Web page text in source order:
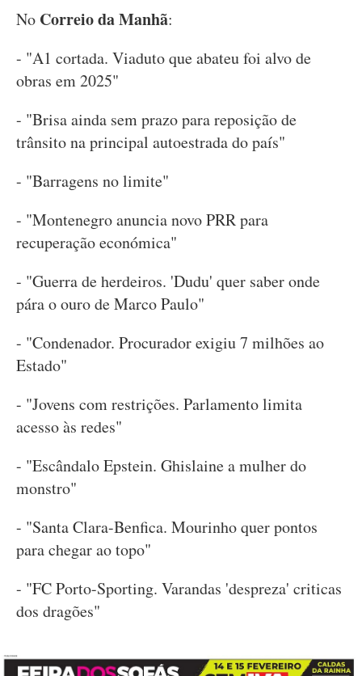
No Correio da Manhã:
- "A1 cortada. Viaduto que abateu foi alvo de
obras em 2025"
- "Brisa ainda sem prazo para reposição de
trânsito na principal autoestrada do país"
- "Barragens no limite"
- "Montenegro anuncia novo PRR para
recuperação económica"
- "Guerra de herdeiros. 'Dudu' quer saber onde
pára o ouro de Marco Paulo"
- "Condenador. Procurador exigiu 7 milhões ao
Estado"
- "Jovens com restrições. Parlamento limita
acesso às redes"
- "Escândalo Epstein. Ghislaine a mulher do
monstro"
- "Santa Clara-Benfica. Mourinho quer pontos
para chegar ao topo"
- "FC Porto-Sporting. Varandas 'despreza' criticas
dos dragões"